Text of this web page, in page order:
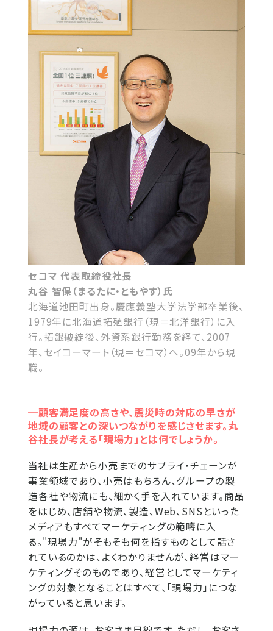
セコマ 代表取締役社長
丸谷 智保（まるたに・ともやす）氏
北海道池田町出身。慶應義塾大学法学部卒業後、
1979年に北海道拓殖銀行（現＝北洋銀行）に入
行。拓銀破綻後、外資系銀行勤務を経て、2007
年、セイコーマート（現＝セコマ）へ。09年から現
職。
─顧客満足度の高さや、震災時の対応の早さが
地域の顧客との深いつながりを感じさせます。丸
谷社長が考える「現場力」とは何でしょうか。
当社は生産から小売までのサプライ・チェーンが
事業領域であり、小売はもちろん、グループの製
造各社や物流にも、細かく手を入れています。商品
をはじめ、店舗や物流、製造、Web、SNSといった
メディアもすべてマーケティングの範疇に入
る。"現場力"がそもそも何を指すものとして話さ
れているのかは、よくわかりませんが、経営はマー
ケティングそのものであり、経営としてマーケティ
ングの対象となることはすべて、「現場力」につな
がっていると思います。